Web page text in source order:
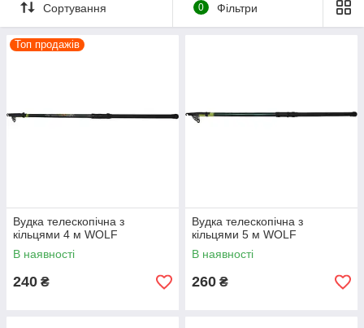
Сортування 0 Фільтри
Топ продажів
Вудка телескопічна з
кільцями 4 м WOLF
В наявності
240 ₴
Вудка телескопічна з
кільцями 5 м WOLF
В наявності
260 ₴